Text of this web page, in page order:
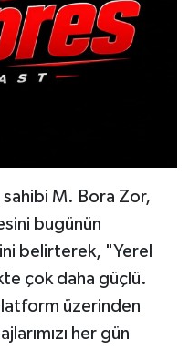
M. Bora Zor,
bugünün
belirterek, "Yerel
çok daha güçlü.
üzerinden
her gün